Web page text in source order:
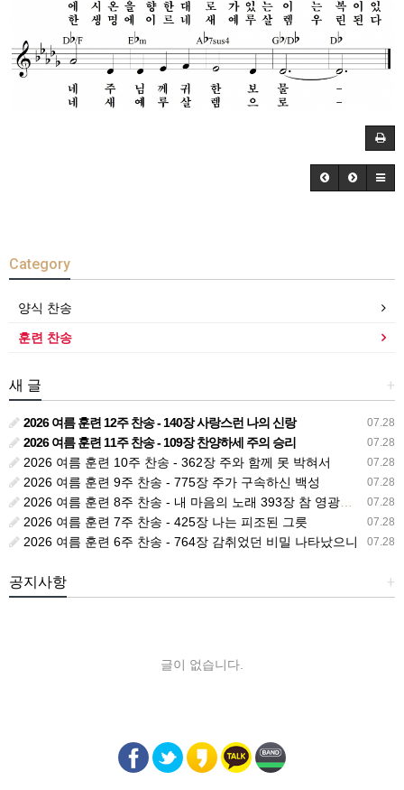
Category
양식 찬송
훈련 찬송
+
새 글
07.28
2026 여름 훈련 12주 찬송 - 140장 사랑스런 나의 신랑
07.28
2026 여름 훈련 11주 찬송 - 109장 찬양하세 주의 승리
07.28
2026 여름 훈련 10주 찬송 - 362장 주와 함께 못 박혀서
07.28
2026 여름 훈련 9주 찬송 - 775장 주가 구속하신 백성
07.28
2026 여름 훈련 8주 찬송 - 내 마음의 노래 393장 참 영광스런 우리 왕
07.28
2026 여름 훈련 7주 찬송 - 425장 나는 피조된 그릇
07.28
2026 여름 훈련 6주 찬송 - 764장 감취었던 비밀 나타났으니
+
공지사항
글이 없습니다.